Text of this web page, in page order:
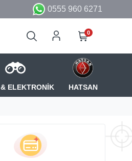
0555 960 6271
0
ELEKTRONİK HATSAN